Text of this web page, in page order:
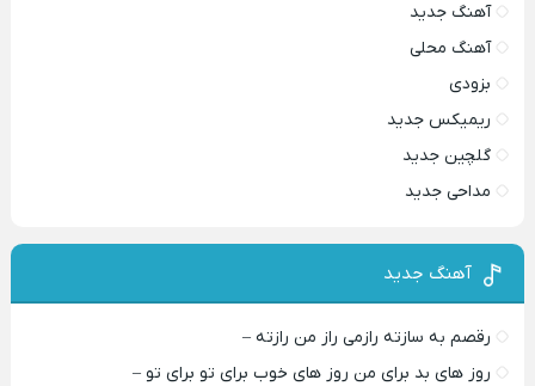
آهنگ جدید
آهنگ محلی
بزودی
ریمیکس جدید
گلچین جدید
مداحی جدید
آهنگ جدید
رقصم به سازته رازمی راز من رازته –
روز های بد برای من روز های خوب برای تو برای تو –